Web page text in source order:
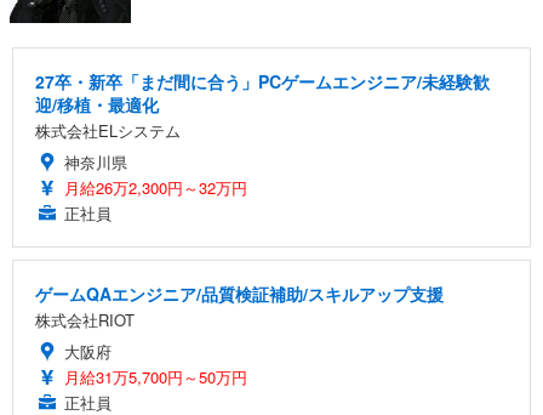
27卒・新卒「まだ間に合う」PCゲームエンジニア/未経験歓
迎/移植・最適化
株式会社ELシステム
神奈川県
月給26万2,300円～32万円
正社員
ゲームQAエンジニア/品質検証補助/スキルアップ支援
株式会社RIOT
大阪府
月給31万5,700円～50万円
正社員